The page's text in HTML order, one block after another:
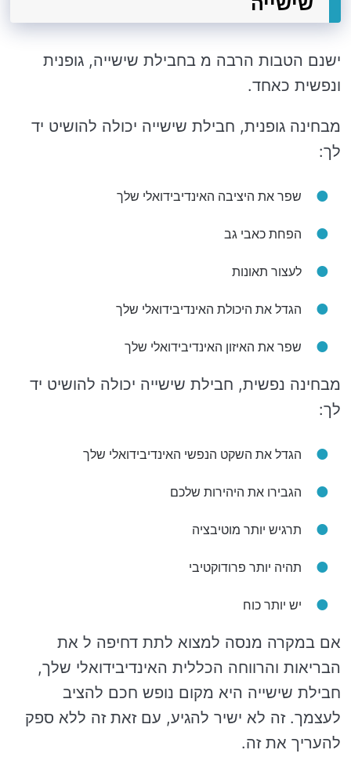
ישנם הטבות הרבה מ בחבילת שישייה, גופנית
ונפשית כאחד.
מבחינה גופנית, חבילת שישייה יכולה להושיט יד
לך:
שפר את היציבה האינדיבידואלי שלך
הפחת כאבי גב
לעצור תאונות
הגדל את היכולת האינדיבידואלי שלך
שפר את האיזון האינדיבידואלי שלך
מבחינה נפשית, חבילת שישייה יכולה להושיט יד
לך:
הגדל את השקט הנפשי האינדיבידואלי שלך
הגבירו את היהירות שלכם
תרגיש יותר מוטיבציה
תהיה יותר פרודוקטיבי
יש יותר כוח
אם במקרה מנסה למצוא לתת דחיפה ל את
הבריאות והרווחה הכללית האינדיבידואלי שלך,
חבילת שישייה היא מקום נופש חכם להציב
לעצמך. זה לא ישיר להגיע, עם זאת זה ללא ספק
להעריך את זה.